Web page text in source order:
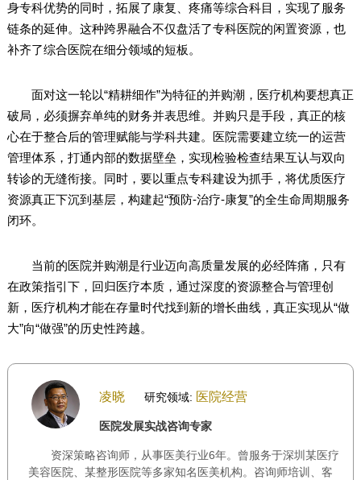
身专科优势的同时，拓展了康复、疼痛等综合科目，实现了服务
链条的延伸。这种跨界融合不仅盘活了专科医院的闲置资源，也
补齐了综合医院在细分领域的短板。
面对这一轮以“精耕细作”为特征的并购潮，医疗机构要想真正
破局，必须摒弃单纯的财务并表思维。并购只是手段，真正的核
心在于整合后的管理赋能与学科共建。医院需要建立统一的运营
管理体系，打通内部的数据壁垒，实现检验检查结果互认与双向
转诊的无缝衔接。同时，要以重点专科建设为抓手，将优质医疗
资源真正下沉到基层，构建起“预防-治疗-康复”的全生命周期服务
闭环。
当前的医院并购潮是行业迈向高质量发展的必经阵痛，只有
在政策指引下，回归医疗本质，通过深度的资源整合与管理创
新，医疗机构才能在存量时代找到新的增长曲线，真正实现从“做
大”向“做强”的历史性跨越。
凌晓 研究领域: 医院经营
医院发展实战咨询专家
资深策略咨询师，从事医美行业6年。曾服务于深圳某医疗
美容医院、某整形医院等多家知名医美机构。咨询师培训、客